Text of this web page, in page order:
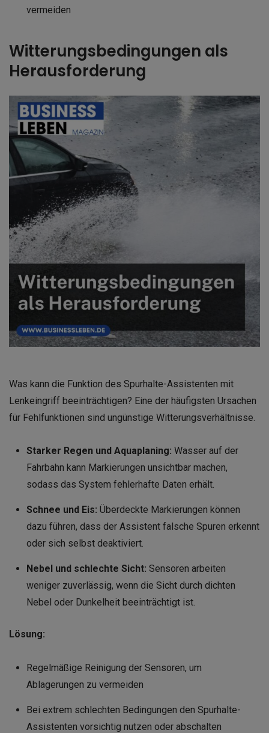
vermeiden
Witterungsbedingungen als
Herausforderung
Was kann die Funktion des Spurhalte-Assistenten mit
Lenkeingriff beeinträchtigen? Eine der häufigsten Ursachen
für Fehlfunktionen sind ungünstige Witterungsverhältnisse.
Starker Regen und Aquaplaning: Wasser auf der
Fahrbahn kann Markierungen unsichtbar machen,
sodass das System fehlerhafte Daten erhält.
Schnee und Eis: Überdeckte Markierungen können
dazu führen, dass der Assistent falsche Spuren erkennt
oder sich selbst deaktiviert.
Nebel und schlechte Sicht: Sensoren arbeiten
weniger zuverlässig, wenn die Sicht durch dichten
Nebel oder Dunkelheit beeinträchtigt ist.
Lösung:
Regelmäßige Reinigung der Sensoren, um
Ablagerungen zu vermeiden
Bei extrem schlechten Bedingungen den Spurhalte-
Assistenten vorsichtig nutzen oder abschalten